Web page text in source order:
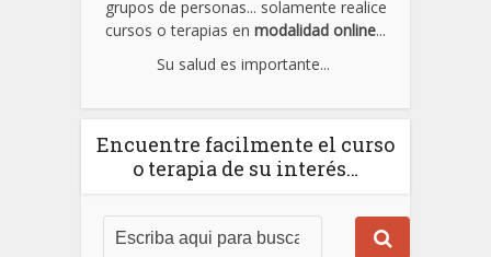
grupos de personas... solamente realice
cursos o terapias en modalidad online...
Su salud es importante...
Encuentre facilmente el curso
o terapia de su interés…